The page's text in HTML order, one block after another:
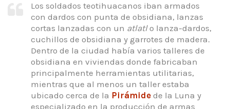
Los soldados teotihuacanos iban armados
con dardos con punta de obsidiana, lanzas
cortas lanzadas con un atlatlo lanza-dardos,
cuchillos de obsidiana y garrotes de madera.
Dentro de la ciudad había varios talleres de
obsidiana en viviendas donde fabricaban
principalmente herramientas utilitarias,
mientras que al menos un taller estaba
ubicado cerca de la Pirámide de la Luna y
especializado en la producción de armas